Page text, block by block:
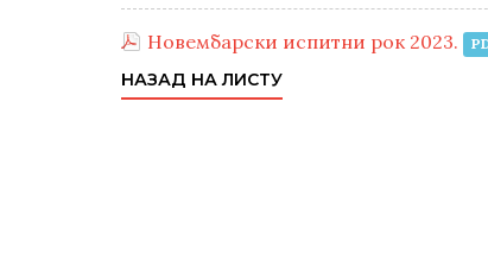
Новембарски испитни рок 2023.
НАЗАД НА ЛИСТУ